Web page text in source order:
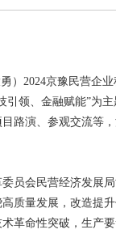
2024京豫民营企业
领、金融赋能”为
路演、参观交流等
会民营经济发展局
质量发展，改造提
革命性突破，生产